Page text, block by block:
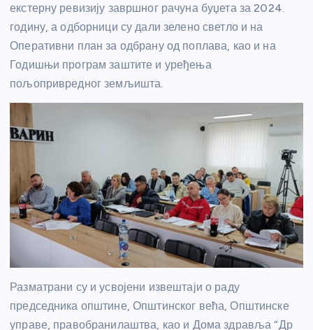
екстерну ревизију завршног рачуна буџета за 2024.
годину, а одборници су дали зелено светло и на
Оперативни план за одбрану од поплава, као и на
Годишњи програм заштите и уређења
пољопривредног земљишта.
Разматрани су и усвојени извештаји о раду
председника општине, Општинског већа, Општинске
управе, правобранилаштва, као и Дома здравља “Др